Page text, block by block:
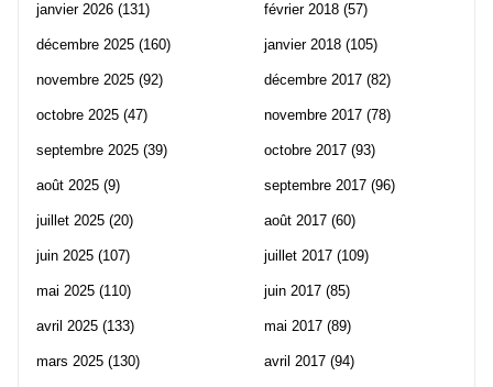
janvier 2026 (131)
décembre 2025 (160)
novembre 2025 (92)
octobre 2025 (47)
septembre 2025 (39)
août 2025 (9)
juillet 2025 (20)
juin 2025 (107)
mai 2025 (110)
avril 2025 (133)
mars 2025 (130)
février 2018 (57)
janvier 2018 (105)
décembre 2017 (82)
novembre 2017 (78)
octobre 2017 (93)
septembre 2017 (96)
août 2017 (60)
juillet 2017 (109)
juin 2017 (85)
mai 2017 (89)
avril 2017 (94)